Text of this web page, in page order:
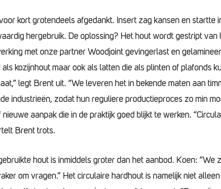
kort grotendeels afgedankt. Insert zag kansen en startte
hergebruik. De oplossing? Het hout wordt gestript van
met onze partner Woodjoint gevingerlast en
kozijnhout maar ook als latten die als plinten of plafonds
legt Brent uit. “We leveren het in bekende maten aan
industrieën, zodat hun reguliere productieproces zo min
aanpak die in de praktijk goed blijkt te werken.
Brent trots.
hout is inmiddels groter dan het aanbod. Koen: “We
om vragen.” Het circulaire hardhout is namelijk niet